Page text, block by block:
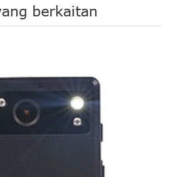
berkaitan